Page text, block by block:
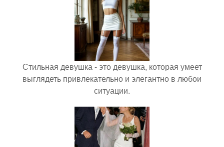
Стильная девушка - это девушка, которая умеет
выглядеть привлекательно и элегантно в любои
ситуации.